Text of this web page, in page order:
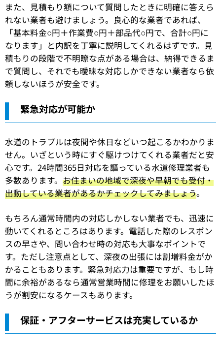
また、見積もり額について質問したときに明確に答えら
れない業者も避けましょう。良心的な業者であれば、
「基本料金○円＋作業費○円＋部品代○円で、合計○円に
なります」と内訳を丁寧に説明してくれるはずです。見
積もりの段階で不明瞭な点がある場合は、納得できるま
で質問し、それでも曖昧な対応しかできない業者なら依
頼しないほうが安全です。
緊急対応が可能か
水道のトラブルは夜間や休日などいつ起こるかわかりま
せん。いざという時にすぐ駆けつけてくれる業者だと安
心です。24時間365日対応を謳っている水道修理業者も
多数あります。 お住まいの地域で深夜や早朝でも受付・
出動している業者があるかチェックしてみましょう。
もちろん通常時間内の対応しかしない業者でも、迅速に
動いてくれるところはあります。電話した際のレスポン
スの早さや、問い合わせ時の対応も大事なポイントで
す。ただし注意点として、深夜の出張には割増料金がか
かることもあります。緊急対応力は重要ですが、もし時
間に余裕があるなら通常営業時間に修理をお願いしたほ
うが割安になるケースもあります。
保証・アフターサービスは充実しているか